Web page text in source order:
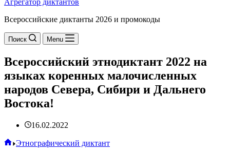
Агрегатор диктантов
Всероссийские диктанты 2026 и промокоды
Поиск Menu
Всероссийский этнодиктант 2022 на
языках коренных малочисленных
народов Севера, Сибири и Дальнего
Востока!
16.02.2022
Главная
Этнографический диктант